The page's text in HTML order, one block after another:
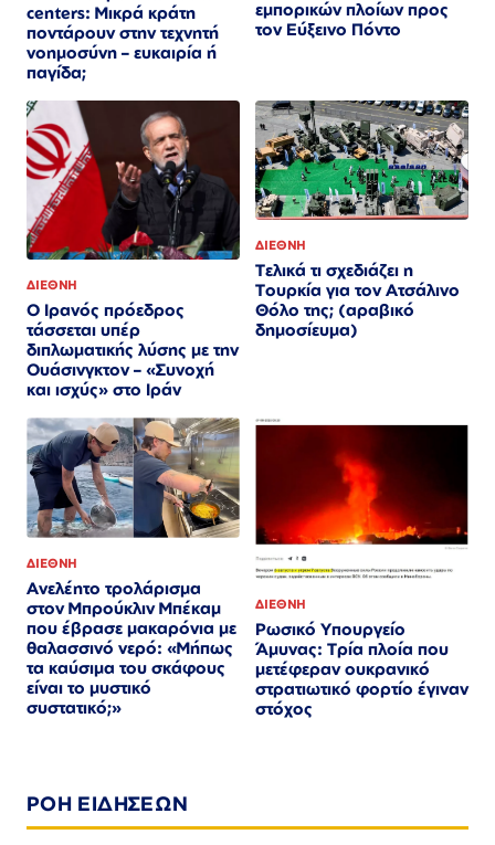
centers: Μικρά κράτη
ποντάρουν στην τεχνητή
νοημοσύνη – ευκαιρία ή
παγίδα;
εμπορικών πλοίων προς
τον Εύξεινο Πόντο
ΔΙΕΘΝΗ
Ο Ιρανός πρόεδρος
τάσσεται υπέρ
διπλωματικής λύσης με την
Ουάσινγκτον – «Συνοχή
και ισχύς» στο Ιράν​​​​​​​​​​​​​​​​​​​​​​​​​​​​​​​​​​​​​​​​​​​​​​​​​​
ΔΙΕΘΝΗ
Τελικά τι σχεδιάζει η
Τουρκία για τον Ατσάλινο
Θόλο της; (αραβικό
δημοσίευμα)
ΔΙΕΘΝΗ
Ανελέητο τρολάρισμα
στον Μπρούκλιν Μπέκαμ
που έβρασε μακαρόνια με
θαλασσινό νερό: «Μήπως
τα καύσιμα του σκάφους
είναι το μυστικό
συστατικό;»
ΔΙΕΘΝΗ
Ρωσικό Υπουργείο
Άμυνας: Τρία πλοία που
μετέφεραν ουκρανικό
στρατιωτικό φορτίο έγιναν
στόχος
ΡΟΗ ΕΙΔΗΣΕΩΝ